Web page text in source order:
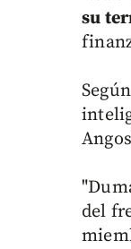
su
del